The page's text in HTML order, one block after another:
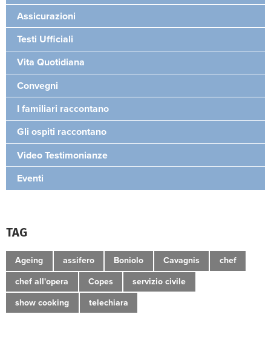
Assicurazioni
Testi Ufficiali
Vita Quotidiana
Convegni
I familiari raccontano
Gli ospiti raccontano
Video Testimonianze
Eventi
TAG
Ageing assifero Boniolo Cavagnis chef
chef all'opera Copes servizio civile
show cooking telechiara